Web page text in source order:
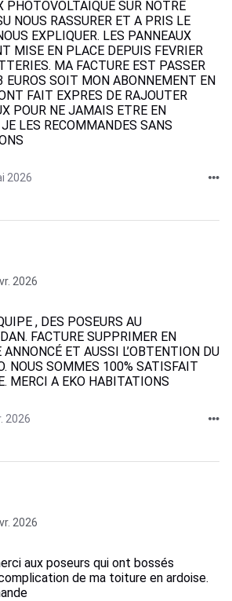
PHOTOVOLTAIQUE SUR NOTRE
NOUS RASSURER ET A PRIS LE
EXPLIQUER. LES PANNEAUX
MISE EN PLACE DEPUIS FEVRIER
MA FACTURE EST PASSER
EUROS SOIT MON ABONNEMENT EN
FAIT EXPRES DE RAJOUTER
POUR NE JAMAIS ETRE EN
LES RECOMMANDES SANS
2026
2026
, DES POSEURS AU
FACTURE SUPPRIMER EN
ET AUSSI L’OBTENTION DU
NOUS SOMMES 100% SATISFAIT
MERCI A EKO HABITATIONS
2026
2026
aux poseurs qui ont bossés
de ma toiture en ardoise.